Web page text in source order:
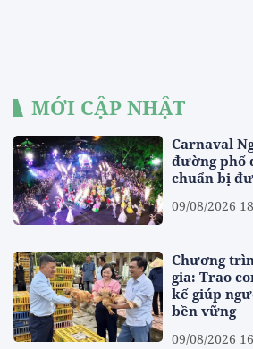
MỚI CẬP NHẬT
Carnaval
đường phố
chuẩn bị
09/08/2026
Chương
gia: Trao
kế giúp
bền vững
09/08/2026